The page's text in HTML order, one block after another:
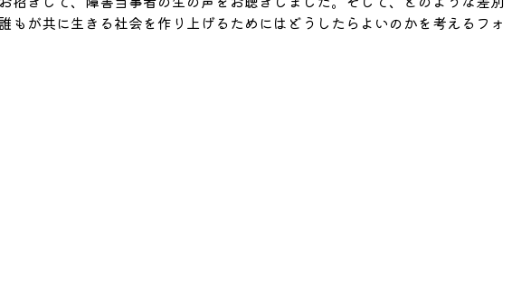
が共に生きる社会を作り上げるためにはどうしたらよいのかを考えるフォ